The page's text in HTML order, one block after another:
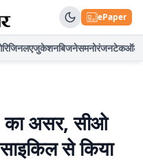
ePaper
एजुकेशनबिजनेसमनोरंजनटेकऑटो
का असर, सीओ
से किया